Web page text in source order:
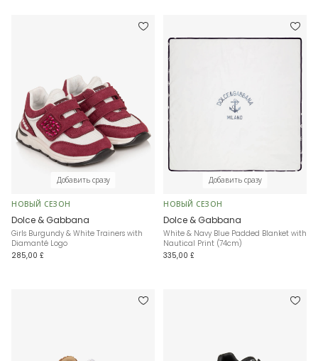
Добавить сразу
НОВЫЙ СЕЗОН
Dolce & Gabbana
Girls Burgundy & White Trainers with
Diamanté Logo
285,00 £
Добавить сразу
НОВЫЙ СЕЗОН
Dolce & Gabbana
White & Navy Blue Padded Blanket with
Nautical Print (74cm)
335,00 £